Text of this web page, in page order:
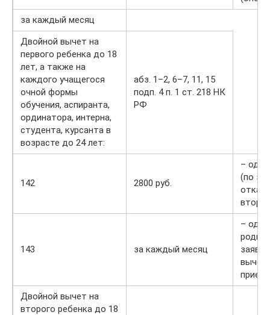
за каждый месяц
Двойной вычет на
первого ребенка до 18
лет, а также на
каждого учащегося
очной формы
обучения, аспиранта,
ординатора, интерна,
студента, курсанта в
возрасте до 24 лет:
абз. 1–2, 6–7, 11, 15
подп. 4 п. 1 ст. 218 НК
РФ
142 2800 руб.
–
(по
143 за каждый месяц
–
Двойной вычет на
второго ребенка до 18